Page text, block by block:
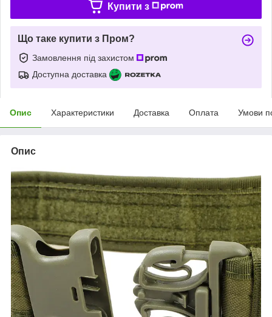
Купити з
Що таке купити з Пром?
Замовлення під захистом
Доступна доставка
Опис Характеристики Доставка Оплата Умови
Опис